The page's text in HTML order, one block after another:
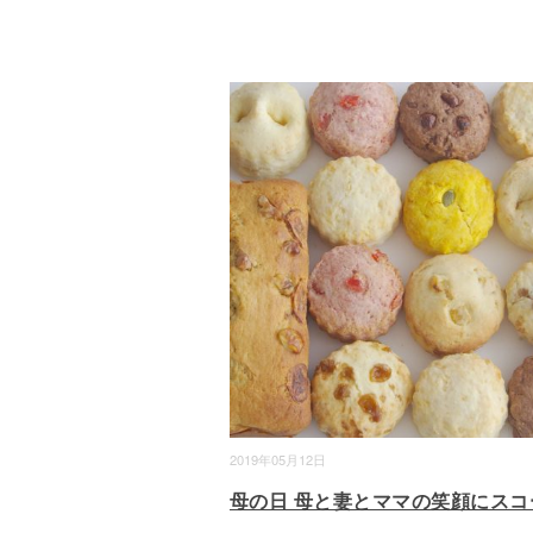
2019年05月12日
母の日 母と妻とママの笑顔にス